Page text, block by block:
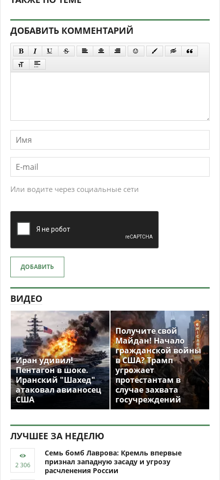
ДОБАВИТЬ КОММЕНТАРИЙ
Или водите через социальные сети
ДОБАВИТЬ
ВИДЕО
Иран удивил!
Пентагон в шоке.
Иранский "Шахед"
атаковал авианосец
США
Получите свой
Майдан! Начало
гражданской войны
в США? Трамп
угрожает
протестантам в
случае захвата
госучреждений
ЛУЧШЕЕ ЗА НЕДЕЛЮ
Семь бомб Лаврова: Кремль впервые
признал западную засаду и угрозу
расчленения России